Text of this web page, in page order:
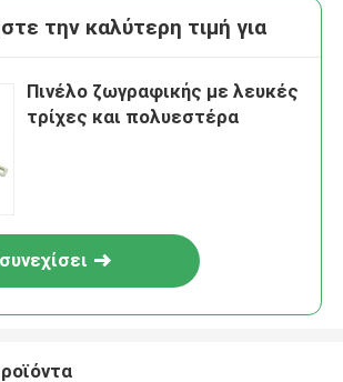
την καλύτερη τιμή για
Πινέλο ζωγραφικής με λευκές
τρίχες και πολυεστέρα